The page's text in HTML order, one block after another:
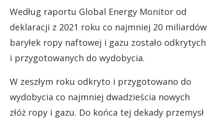
Według raportu Global Energy Monitor od
deklaracji z 2021 roku co najmniej 20 miliardów
baryłek ropy naftowej i gazu zostało odkrytych
i przygotowanych do wydobycia.
W zeszłym roku odkryto i przygotowano do
wydobycia co najmniej dwadzieścia nowych
złóż ropy i gazu. Do końca tej dekady przemysł